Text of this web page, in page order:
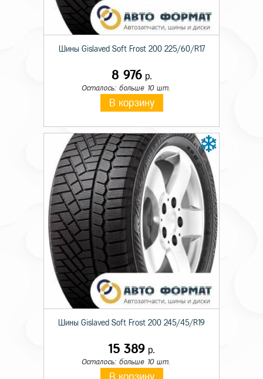
Шины Gislaved Soft Frost 200 225/60/R17
8 976р.
Осталось: больше 10 шт.
В корзину
Шины Gislaved Soft Frost 200 245/45/R19
15 389 р.
Осталось: больше 10 шт.
В корзину